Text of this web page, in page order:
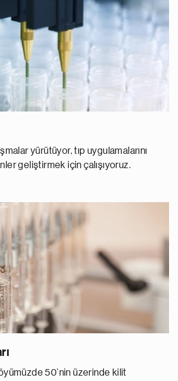
yürütüyor, tıp uygulamalarını
geliştirmek için çalışıyoruz.
50’nin üzerinde kilit